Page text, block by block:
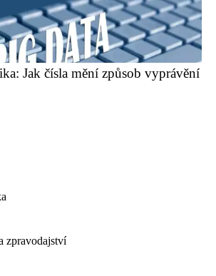
Jak čísla mění způsob vyprávění
zpravodajství